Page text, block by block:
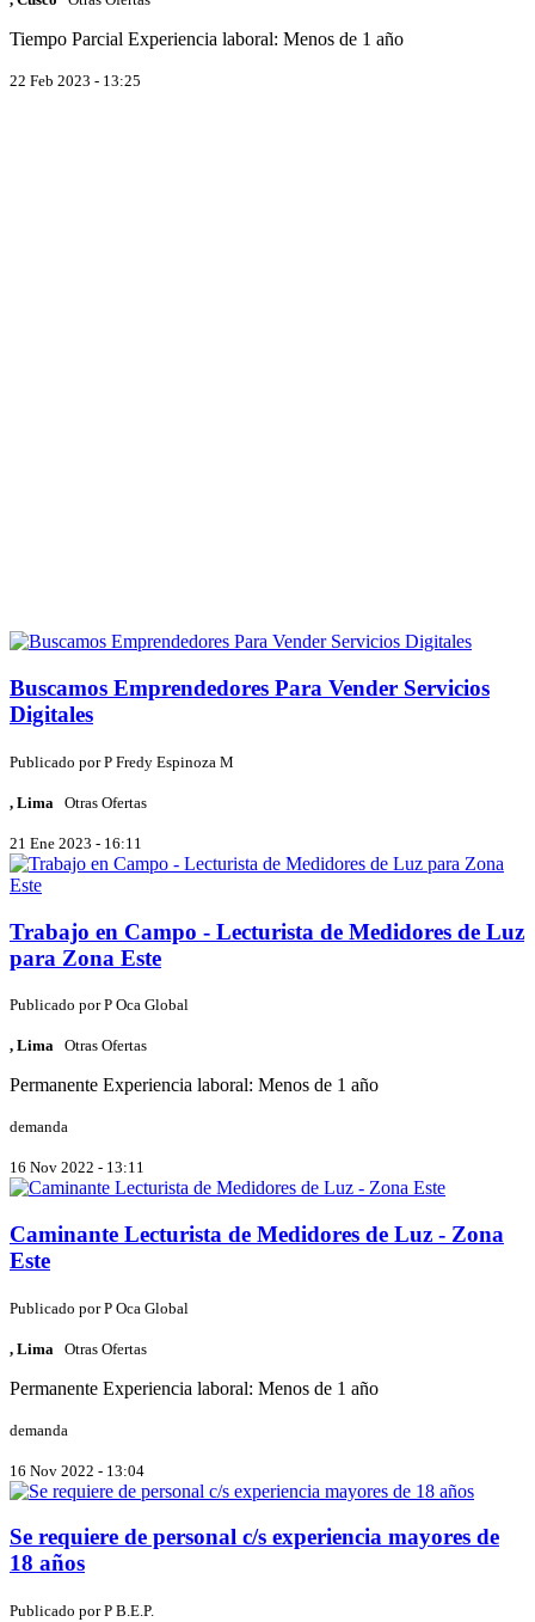
Tiempo Parcial Experiencia laboral: Menos de 1 año
22 Feb 2023 - 13:25
Buscamos Emprendedores Para Vender Servicios
Digitales
Publicado porP Fredy Espinoza M
, Lima Otras Ofertas
21 Ene 2023 - 16:11
Trabajo en Campo - Lecturista de Medidores de Luz
para Zona Este
Publicado porP Oca Global
, Lima Otras Ofertas
Permanente Experiencia laboral: Menos de 1 año
demanda
16 Nov 2022 - 13:11
Caminante Lecturista de Medidores de Luz - Zona
Este
Publicado porP Oca Global
, Lima Otras Ofertas
Permanente Experiencia laboral: Menos de 1 año
demanda
16 Nov 2022 - 13:04
Se requiere de personal c/s experiencia mayores de
18 años
Publicado porP B.E.P.